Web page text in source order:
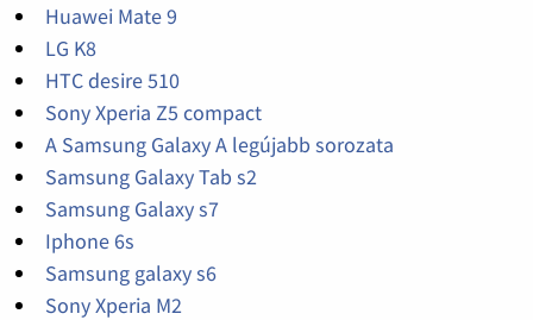
Huawei Mate 9
LG K8
HTC desire 510
Sony Xperia Z5 compact
A Samsung Galaxy A legújabb sorozata
Samsung Galaxy Tab s2
Samsung Galaxy s7
Iphone 6s
Samsung galaxy s6
Sony Xperia M2